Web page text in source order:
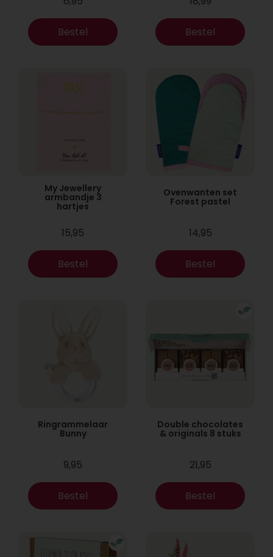
Bestel Bestel
My Jewellery
armbandje 3
hartjes
15,95
Bestel
Ovenwanten set
Forest pastel
14,95
Bestel
Ringrammelaar
Bunny
9,95
Bestel
Double chocolates
& originals 8 stuks
21,95
Bestel